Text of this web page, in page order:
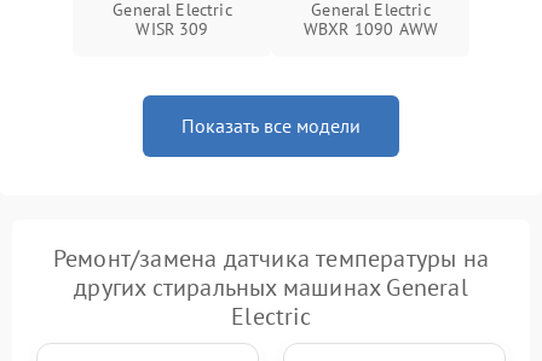
General Electric
WISR 309
General Electric
WBXR 1090 AWW
Показать все модели
Ремонт/замена датчика температуры на
других стиральных машинах General
Electric